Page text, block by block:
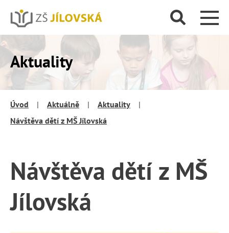
Aktuality
Úvod | Aktuálně | Aktuality
|
Návštěva dětí z MŠ Jílovská
Návštěva dětí z MŠ
Jílovská